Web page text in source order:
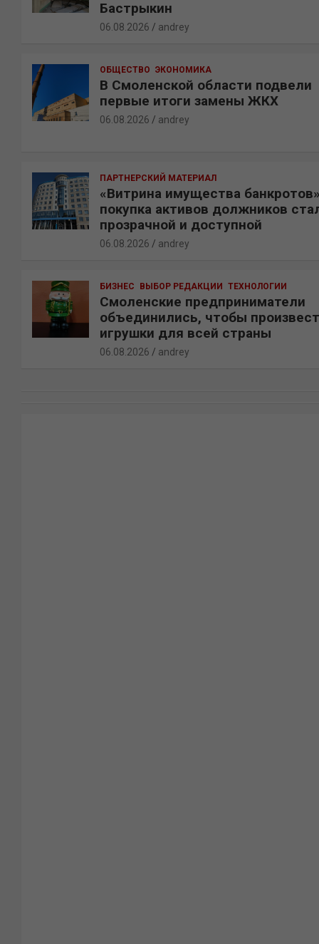
Бастрыкин
06.08.2026 andrey
ОБЩЕСТВО ЭКОНОМИКА
В Смоленской области подвели
первые итоги замены ЖКХ
06.08.2026 andrey
ПАРТНЕРСКИЙ МАТЕРИАЛ
«Витрина имущества
покупка активов должников
прозрачной и доступной
06.08.2026 andrey
БИЗНЕС ВЫБОР РЕДАКЦИИ ТЕХНОЛОГИИ
Смоленские предприниматели
объединились, чтобы
игрушки для всей страны
06.08.2026 andrey